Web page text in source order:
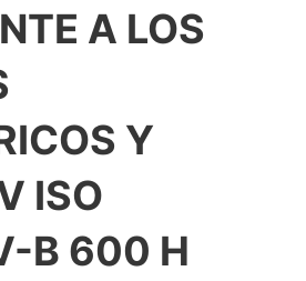
A LOS
Y
ISO
B 600 H